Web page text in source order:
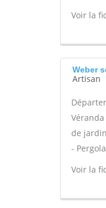
Voir la
Weber
Artisan
de
-
Voir la